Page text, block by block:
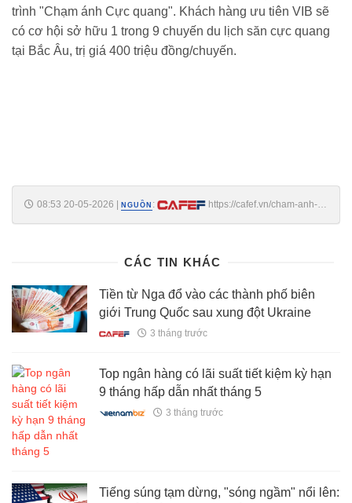
trình "Chạm ánh Cực quang". Khách hàng ưu tiên VIB sẽ
có cơ hội sở hữu 1 trong 9 chuyến du lịch săn cực quang
tại Bắc Âu, trị giá 400 triệu đồng/chuyến.
08:53 20-05-2026 NGUỒN :
https://cafef.vn/cham-anh-
CÁC TIN KHÁC
Tiền từ Nga đổ vào các thành phố biên
giới Trung Quốc sau xung đột Ukraine
3 tháng trước
Top ngân hàng có lãi suất tiết kiệm kỳ hạn
9 tháng hấp dẫn nhất tháng 5
3 tháng trước
Tiếng súng tạm dừng, "sóng ngầm" nổi lên: